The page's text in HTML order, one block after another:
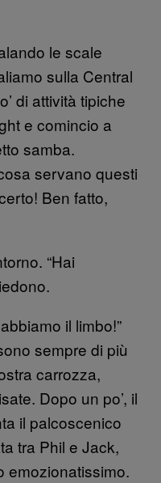
le scale
sulla Central
di attività tipiche
e comincio a
samba.
servano questi
Ben fatto,
“Hai
il limbo!”
sempre di più
carrozza,
Dopo un po’, il
il palcoscenico
tra Phil e Jack,
emozionatissimo.